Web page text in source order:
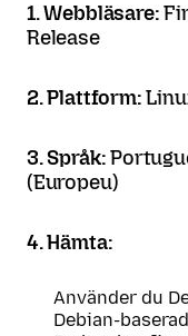
1. Webbläsare:
Release
2. Plattform:
3. Språk:
(Europeu)
4. Hämta:
Använder du
Debian-